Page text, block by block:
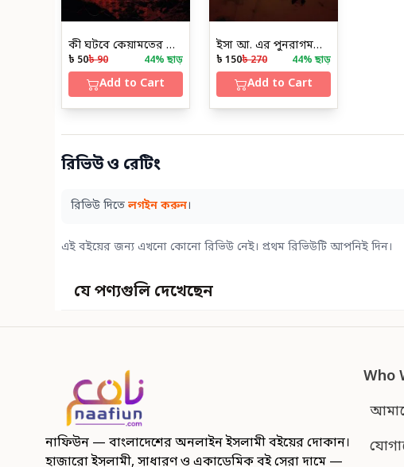
কী ঘটবে কেয়ামতের আগে
৳ 50৳ 90 44% ছাড়
Add to Cart
ইসা আ. এর পুনরাগমনের আকিদা
৳ 150৳ 270 44% ছাড়
Add to Cart
রিভিউ ও রেটিং
রিভিউ দিতে লগইন করুন।
এই বইয়ের জন্য এখনো কোনো রিভিউ নেই। প্রথম রিভিউটি আপনিই দিন।
যে পণ্যগুলি দেখেছেন
নাফিউন — বাংলাদেশের অনলাইন ইসলামী বইয়ের দোকান।
হাজারো ইসলামী, সাধারণ ও একাডেমিক বই সেরা দামে —
Who